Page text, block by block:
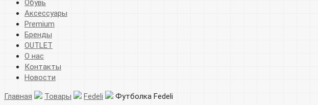
Обувь
Аксессуары
Premium
Бренды
OUTLET
О нас
Контакты
Новости
Главная Товары Fedeli Футболка Fedeli